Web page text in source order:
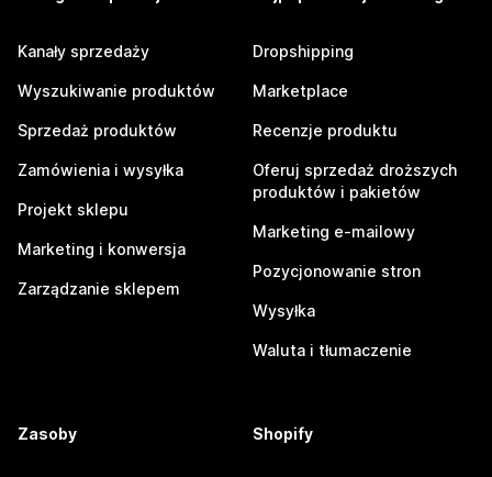
Kanały sprzedaży
Wyszukiwanie produktów
Sprzedaż produktów
Zamówienia i wysyłka
Projekt sklepu
Marketing i konwersja
Zarządzanie sklepem
Dropshipping
Marketplace
Recenzje produktu
Oferuj sprzedaż droższych
produktów i pakietów
Marketing e-mailowy
Pozycjonowanie stron
Wysyłka
Waluta i tłumaczenie
Zasoby Shopify